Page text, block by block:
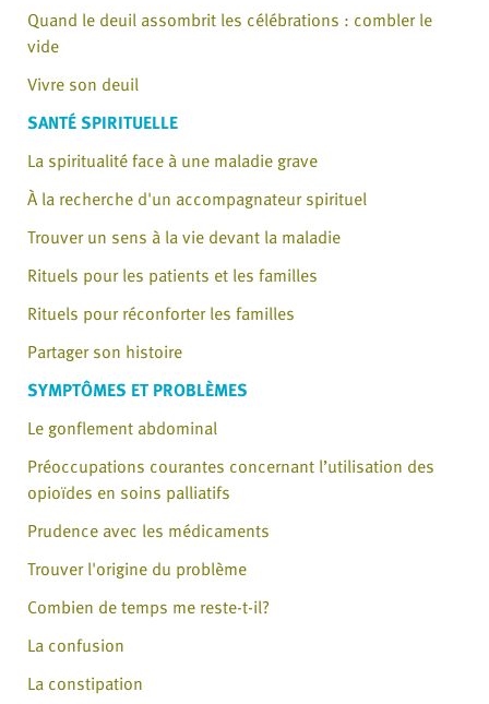
Quand le deuil assombrit les célébrations : combler le
vide
Vivre son deuil
SANTÉ SPIRITUELLE
La spiritualité face à une maladie grave
À la recherche d'un accompagnateur spirituel
Trouver un sens à la vie devant la maladie
Rituels pour les patients et les familles
Rituels pour réconforter les familles
Partager son histoire
SYMPTÔMES ET PROBLÈMES
Le gonflement abdominal
Préoccupations courantes concernant l’utilisation des
opioïdes en soins palliatifs
Prudence avec les médicaments
Trouver l'origine du problème
Combien de temps me reste-t-il?
La confusion
La constipation